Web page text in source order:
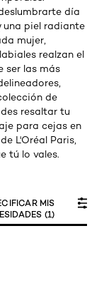
día
una piel radiante
mujer,
realzan el
ser las más
de
resaltar tu
para cejas en
L'Oréal Paris,
tú lo vales.
MIS
(1)